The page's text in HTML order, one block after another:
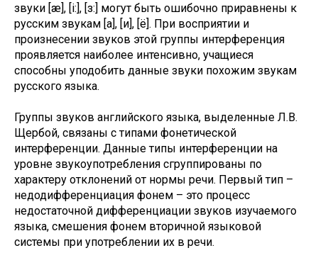
звуки [æ], [i:], [з:] могут быть ошибочно приравнены к
русским звукам [а], [и], [ё]. При восприятии и
произнесении звуков этой группы интерференция
проявляется наиболее интенсивно, учащиеся
способны уподобить данные звуки похожим звукам
русского языка.
Группы звуков английского языка, выделенные Л.В.
Щербой, связаны с типами фонетической
интерференции. Данные типы интерференции на
уровне звукоупотребления сгруппированы по
характеру отклонений от нормы речи. Первый тип –
недодифференциация фонем – это процесс
недостаточной дифференциации звуков изучаемого
языка, смешения фонем вторичной языковой
системы при употреблении их в речи.